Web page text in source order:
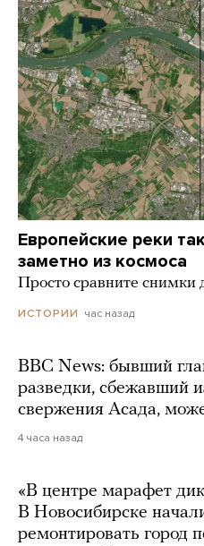
Европейские реки
заметно из космоса
Просто сравните снимки
ИСТОРИИ час назад
BBC News: бывший
разведки, сбежавший
свержения Асада,
4 часа назад
«В центре марафет
В Новосибирске
ремонтировать город